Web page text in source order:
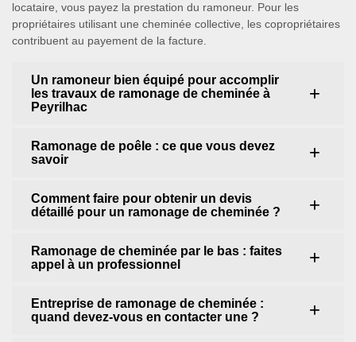
locataire, vous payez la prestation du ramoneur. Pour les
propriétaires utilisant une cheminée collective, les copropriétaires
contribuent au payement de la facture.
Un ramoneur bien équipé pour accomplir
les travaux de ramonage de cheminée à
Peyrilhac
Ramonage de poêle : ce que vous devez
savoir
Comment faire pour obtenir un devis
détaillé pour un ramonage de cheminée ?
Ramonage de cheminée par le bas : faites
appel à un professionnel
Entreprise de ramonage de cheminée :
quand devez-vous en contacter une ?